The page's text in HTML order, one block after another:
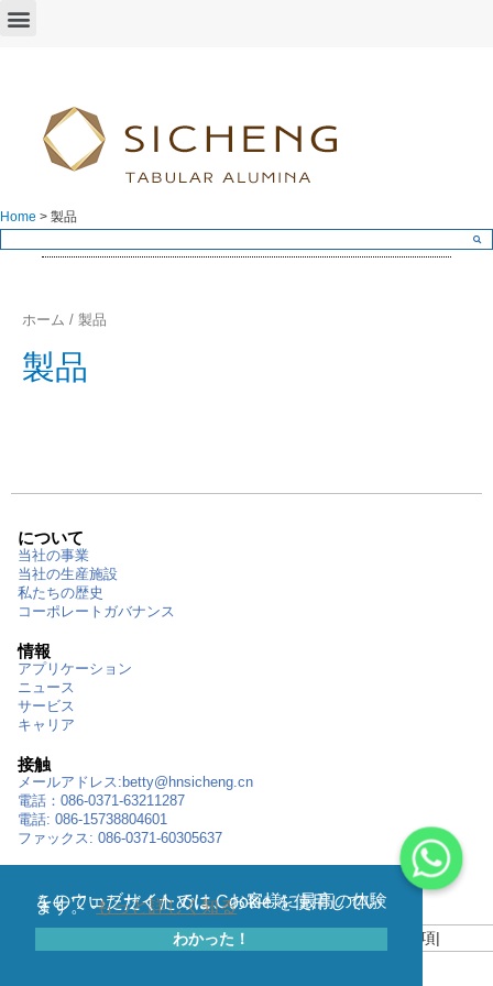
このウェブサイトでは、お客様に最高の体験をしていただくために Cookie を使用してい
ます。もっと詳しく知る
わかった！
Home > 製品
ホーム / 製品
製品
について
当社の事業
当社の生産施設
私たちの歴史
コーポレートガバナンス
情報
アプリケーション
ニュース
サービス
キャリア
接触
メールアドレス: betty@hnsicheng.cn
電話：086-0371-63211287
電話: 086-15738804601
ファックス: 086-0371-60305637
河南省鄭州市松山南路262号亜興タイムズスクエア19階
プライバシーポリシー 免責事項